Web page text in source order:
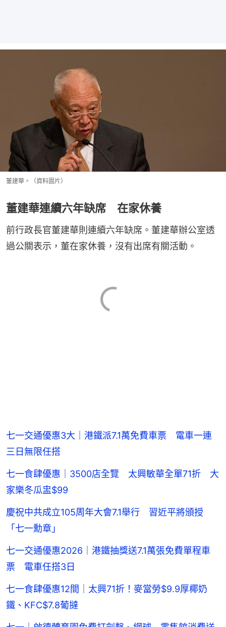
董建華。（資料圖片）
董建華連續六年缺席 在家休養
前行政長官董建華則連續六年缺席。董建華辦公室透
過公關表示，董在家休養，沒有出席有關活動。
七一交通優惠3大｜港鐵派7.1萬免費車票 電車一連
三日無限任搭
七一食肆優惠｜3500店全覽 太興敏華全單71折 大
家樂冬瓜盅$99
慶祝中共成立105周年大會7.1舉行 習近平將頒授
「七一勳章」
七一交通優惠2026｜港鐵抽獎送7.1萬張免費單程車
票 電車任搭3日
七一食肆優惠12間｜太興71折！麥當勞$9.9厚椰奶
鐵、KFC$7.8葡撻